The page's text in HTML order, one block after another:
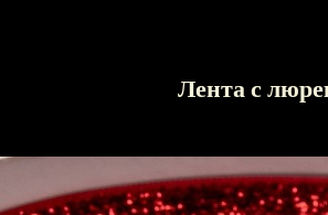
Лента с